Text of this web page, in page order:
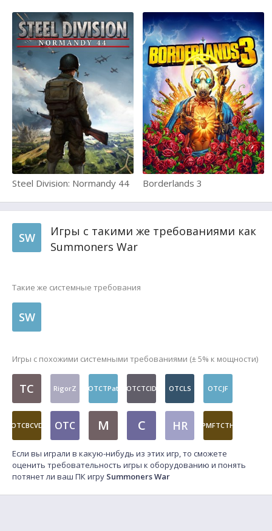
Steel Division: Normandy 44 Borderlands 3
SW
Игры с такими же требованиями как
Summoners War
Такие же системные требования
SW
Игры с похожими системными требованиями (± 5% к мощности)
TC RigorZ OTCTPat OTCTCID OTCLS OTCJF
OTCBCVD OTC M C HR PMFTCTH
Если вы играли в какую-нибудь из этих игр, то сможете
оценить требовательность игры к оборудованию и понять
потянет ли ваш ПК игру Summoners War